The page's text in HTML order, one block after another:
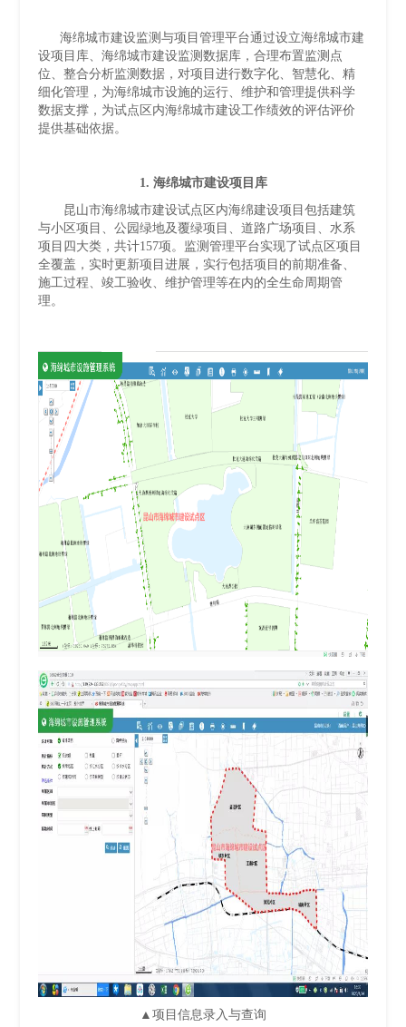
海绵城市建设监测与项目管理平台通过设立海绵城市建
设项目库、海绵城市建设监测数据库，合理布置监测点
位、整合分析监测数据，对项目进行数字化、智慧化、精
细化管理，为海绵城市设施的运行、维护和管理提供科学
数据支撑，为试点区内海绵城市建设工作绩效的评估评价
提供基础依据。
1. 海绵城市建设项目库
昆山市海绵城市建设试点区内海绵建设项目包括建筑
与小区项目、公园绿地及覆绿项目、道路广场项目、水系
项目四大类，共计157项。监测管理平台实现了试点区项目
全覆盖，实时更新项目进展，实行包括项目的前期准备、
施工过程、竣工验收、维护管理等在内的全生命周期管
理。
▲项目信息录入与查询